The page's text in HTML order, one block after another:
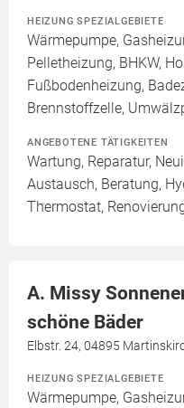
HEIZUNG SPEZIALGEBIETE
Wärmepumpe,
Pelletheizung, BHKW,
Fußbodenheizung,
Brennstoffzelle,
ANGEBOTENE TÄTIGKEITEN
Wartung, Reparatur,
Austausch, Beratung,
Thermostat,
A. Missy
schöne Bäder
Elbstr. 24, 04895
HEIZUNG SPEZIALGEBIETE
Wärmepumpe,